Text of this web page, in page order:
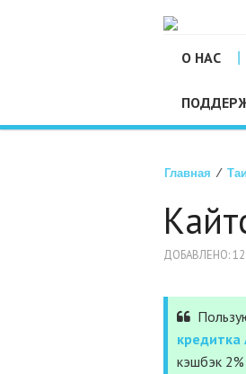
О НАС
Главная ⁄
ДОБАВЛЕНО: 12
кэшбэк